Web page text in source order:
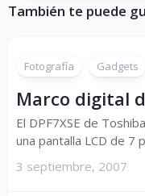
También te puede
Fotografía Gadgets
Marco digital
El DPF7XSE de
una pantalla LCD de 7
3 septiembre, 2007